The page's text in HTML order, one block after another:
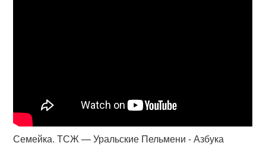
Семейка. ТСЖ — Уральские Пельмени - Азбука